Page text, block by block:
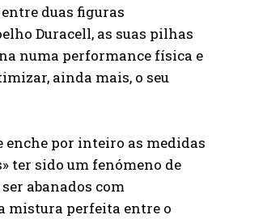
duas figuras
Duracell, as suas pilhas
numa performance física e
ainda mais, o seu
enche por inteiro as medidas
ter sido um fenómeno de
abanados com
mistura perfeita entre o